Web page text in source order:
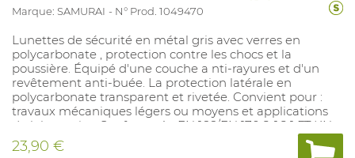
Marque: SAMURAI N° Prod. 1049470
Lunettes de sécurité en métal gris avec verres en
polycarbonate , protection contre les chocs et la
poussière. Équipé d'une couche a nti-rayures et d'un
revêtement anti-buée. La protection latérale en
polycarbonate transparent et rivetée. Convient pour :
travaux mécaniques légers ou moyens et applications
de laboratoire. Conforme à : EN 166/EN 170 2-1,2 1 FT KN.
23,90 €